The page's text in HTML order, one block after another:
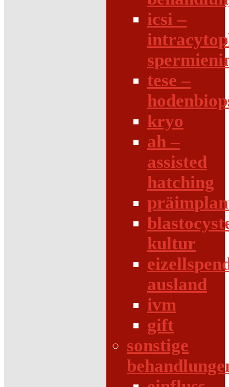
icsi –
tese –
kryo
ah –
assisted
hatching
kultur
ausland
ivm
gift
sonstige